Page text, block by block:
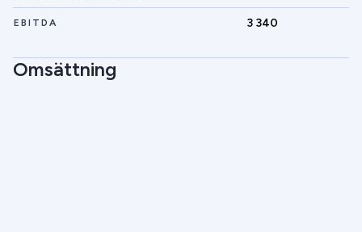
EBITDA 3 340
Omsättning